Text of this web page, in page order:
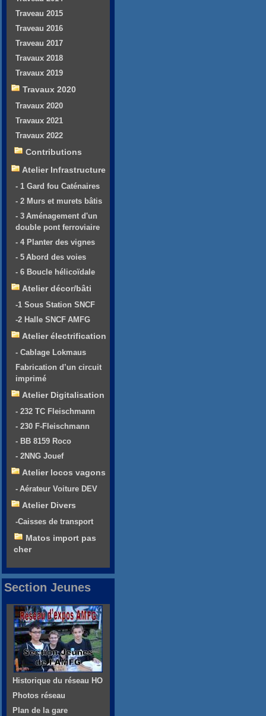
Traveau 2015
Traveau 2016
Traveau 2017
Travaux 2018
Travaux 2019
Travaux 2020
Travaux 2020
Travaux 2021
Travaux 2022
Contributions
Atelier Infrastructure
- 1 Gard fou Caténaires
- 2 Murs et murets bâtis
- 3 Aménagement d'un
double pont ferroviaire
- 4 Planter des vignes
- 5 Abord des voies
- 6 Boucle hélicoïdale
Atelier décor/bâti
-1 Sous Station SNCF
-2 Halle SNCF AMFG
Atelier électrification
- Cablage Lokmaus
Fabrication d’un circuit
imprimé
Atelier Digitalisation
- 232 TC Fleischmann
- 230 F-Fleischmann
- BB 8159 Roco
- 2NNG Jouef
Atelier locos vagons
- Aérateur Voiture DEV
Atelier Divers
-Caisses de transport
Matos import pas
cher
Section Jeunes
Historique du réseau HO
Photos réseau
Plan de la gare